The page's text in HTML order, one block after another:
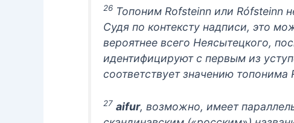
26 Топоним Rofsteinn или Rófsteinn
Судя по контексту надписи, это
вероятнее всего Неясытецкого,
идентифицируют с первым из
соответствует значению топонима
27 aifur, возможно, имеет